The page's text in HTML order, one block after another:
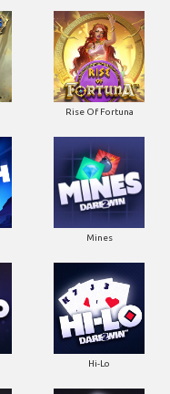
Rise Of Fortuna
Mines
Hi-Lo